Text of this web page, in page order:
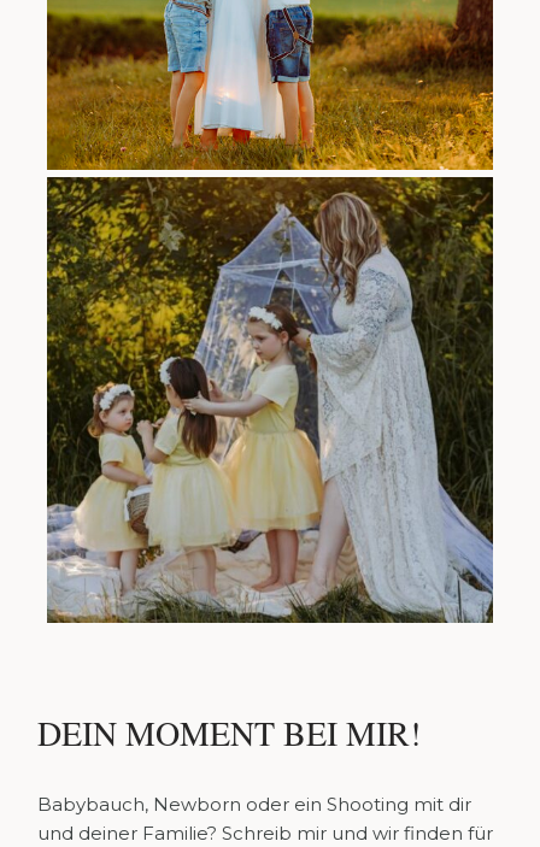
DEIN MOMENT BEI MIR!
Babybauch, Newborn oder ein Shooting mit dir
und deiner Familie? Schreib mir und wir finden für